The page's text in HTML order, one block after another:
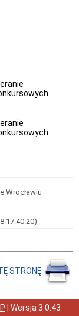
Wrocławiu
17:40:20)
STRONĘ
| Wersja 3.0.43